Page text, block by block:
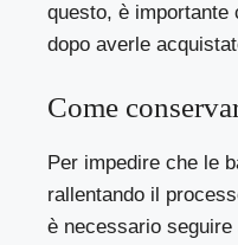
questo, è importante
dopo averle
Come
Per impedire che le
rallentando il
è necessario